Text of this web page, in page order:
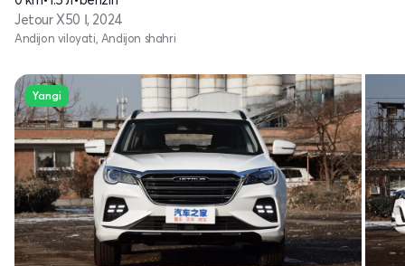
Jetour X50 Ι, 2024
Andijon viloyati, Andijon shahri
Yangi